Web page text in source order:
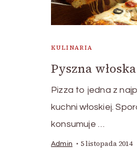
KULINARIA
Pyszna
Pizza to jedna z
kuchni włoskiej.
konsumuje …
Admin 5 listopada 2014